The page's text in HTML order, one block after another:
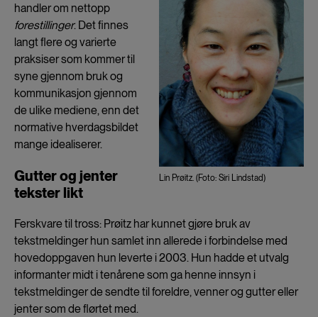
Lin Prøitz. (Foto: Siri Lindstad)
handler om nettopp
forestillinger. Det finnes
langt flere og varierte
praksiser som kommer til
syne gjennom bruk og
kommunikasjon gjennom
de ulike mediene, enn det
normative hverdagsbildet
mange idealiserer.
Gutter og jenter
tekster likt
Ferskvare til tross: Prøitz har kunnet gjøre bruk av
tekstmeldinger hun samlet inn allerede i forbindelse med
hovedoppgaven hun leverte i 2003. Hun hadde et utvalg
informanter midt i tenårene som ga henne innsyn i
tekstmeldinger de sendte til foreldre, venner og gutter eller
jenter som de flørtet med.